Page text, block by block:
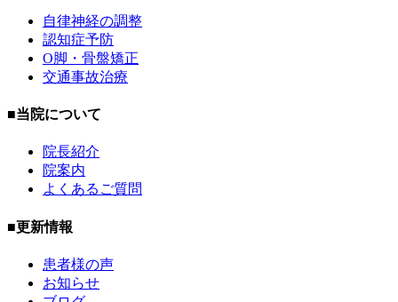
自律神経の調整
認知症予防
O脚・骨盤矯正
交通事故治療
■当院について
院長紹介
院案内
よくあるご質問
■更新情報
患者様の声
お知らせ